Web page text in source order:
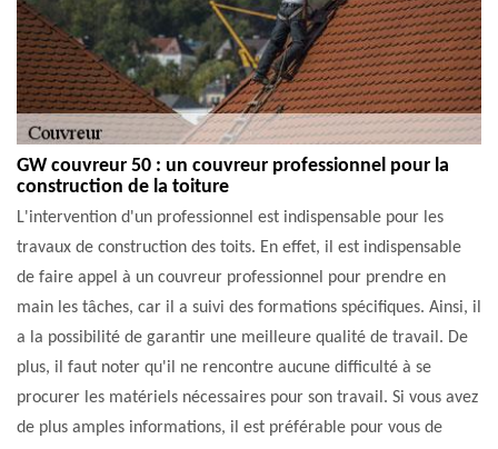
GW couvreur 50 : un couvreur professionnel pour la
construction de la toiture
L'intervention d'un professionnel est indispensable pour les
travaux de construction des toits. En effet, il est indispensable
de faire appel à un couvreur professionnel pour prendre en
main les tâches, car il a suivi des formations spécifiques. Ainsi, il
a la possibilité de garantir une meilleure qualité de travail. De
plus, il faut noter qu'il ne rencontre aucune difficulté à se
procurer les matériels nécessaires pour son travail. Si vous avez
de plus amples informations, il est préférable pour vous de